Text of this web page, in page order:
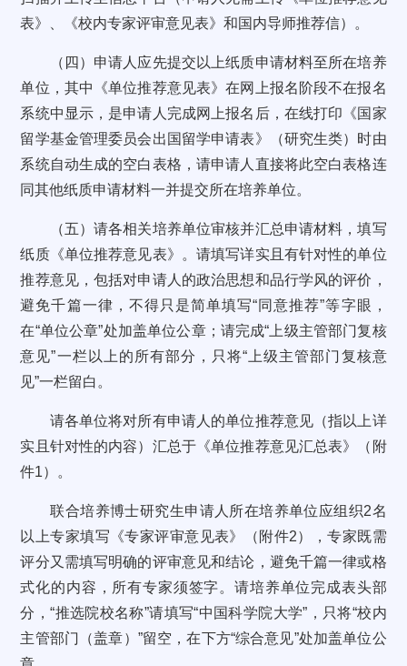
表》、《校内专家评审意见表》和国内导师推荐信）。
（四）申请人应先提交以上纸质申请材料至所在培养
单位，其中《单位推荐意见表》在网上报名阶段不在报名
系统中显示，是申请人完成网上报名后，在线打印《国家
留学基金管理委员会出国留学申请表》（研究生类）时由
系统自动生成的空白表格，请申请人直接将此空白表格连
同其他纸质申请材料一并提交所在培养单位。
（五）请各相关培养单位审核并汇总申请材料，填写
纸质《单位推荐意见表》。请填写详实且有针对性的单位
推荐意见，包括对申请人的政治思想和品行学风的评价，
避免千篇一律，不得只是简单填写“同意推荐”等字眼，
在“单位公章”处加盖单位公章；请完成“上级主管部门复核
意见”一栏以上的所有部分，只将“上级主管部门复核意
见”一栏留白。
请各单位将对所有申请人的单位推荐意见（指以上详
实且针对性的内容）汇总于《单位推荐意见汇总表》（附
件1）。
联合培养博士研究生申请人所在培养单位应组织2名
以上专家填写《专家评审意见表》（附件2），专家既需
评分又需填写明确的评审意见和结论，避免千篇一律或格
式化的内容，所有专家须签字。请培养单位完成表头部
分，“推选院校名称”请填写“中国科学院大学”，只将“校内
主管部门（盖章）”留空，在下方“综合意见”处加盖单位公